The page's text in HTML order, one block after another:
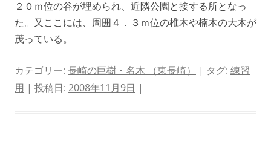
２０ｍ位の谷が埋められ、近隣公園と接する所となっ
た。又ここには、周囲４．３ｍ位の椎木や楠木の大木が
茂っている。
カテゴリー: 長崎の巨樹・名木 （東長崎） | タグ: 練習
用 | 投稿日: 2008年11月9日 |